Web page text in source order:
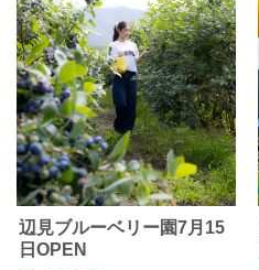
辺見ブルーベリー園7月15
日OPEN